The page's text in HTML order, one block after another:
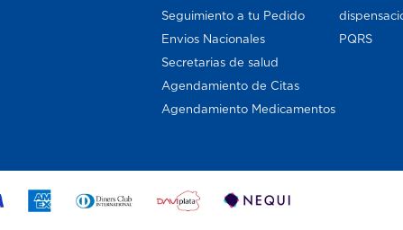
Seguimiento a tu Pedido
Envios Nacionales
Secretarias de salud
Agendamiento de Citas
Agendamiento Medicamentos
PQRS